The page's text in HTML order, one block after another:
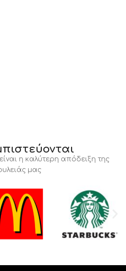
η καλύτερη απόδειξη της
μας